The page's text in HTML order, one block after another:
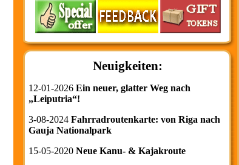
Neuigkeiten:
12-01-2026 Ein neuer, glatter Weg nach
„Leiputria“!
3-08-2024 Fahrradroutenkarte: von Riga nach
Gauja Nationalpark
15-05-2020 Neue Kanu- & Kajakroute